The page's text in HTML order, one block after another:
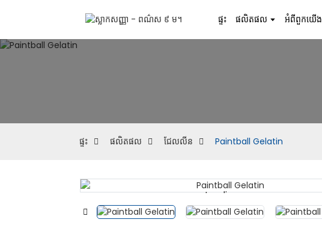
ផ្ទះ ផលិតផល អំពីពួកយើង
ផ្ទះ ផលិតផល ជែលលីន Paintball Gelatin
Loading...
Loading...